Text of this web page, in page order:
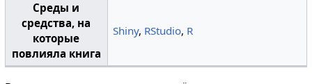
Среды и
средства, на
которые
повлияла книга
Shiny, RStudio, R